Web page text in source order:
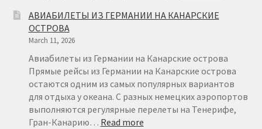
€22
АВИАБИЛЕТЫ ИЗ ГЕРМАНИИ НА КАНАРСКИЕ
ОСТРОВА
March 11, 2026
Авиабилеты из Германии на Канарские острова
Прямые рейсы из Германии на Канарские острова
остаются одним из самых популярных вариантов
для отдыха у океана. С разных немецких аэропортов
выполняются регулярные перелеты на Тенерифе,
Гран-Канарию… Read more: